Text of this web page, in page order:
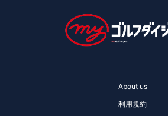
About us
利用規約